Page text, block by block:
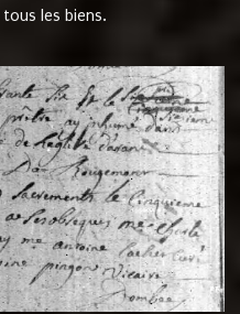
tous les biens.